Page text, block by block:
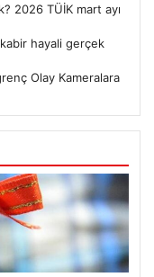
2026 TÜİK mart ayı
hayali gerçek
Olay Kameralara